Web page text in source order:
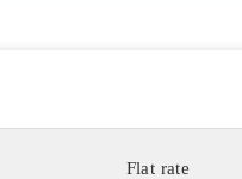
Flat rate